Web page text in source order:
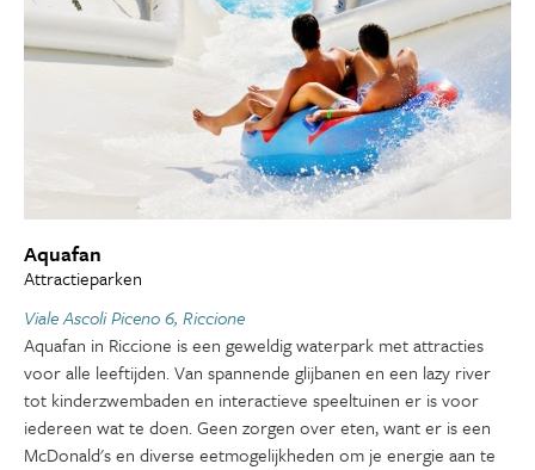
Aquafan
Attractieparken
Viale Ascoli Piceno 6, Riccione
Aquafan in Riccione is een geweldig waterpark met attracties
voor alle leeftijden. Van spannende glijbanen en een lazy river
tot kinderzwembaden en interactieve speeltuinen er is voor
iedereen wat te doen. Geen zorgen over eten, want er is een
McDonald's en diverse eetmogelijkheden om je energie aan te